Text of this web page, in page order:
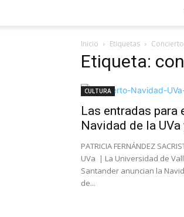
Inicio Etiquetas
Etiqueta:
CULTURA
Las entradas para
Navidad de la UVa
PATRICIA FERNÁNDEZ
UVa | La Universidad de
Santander anuncian la
de...